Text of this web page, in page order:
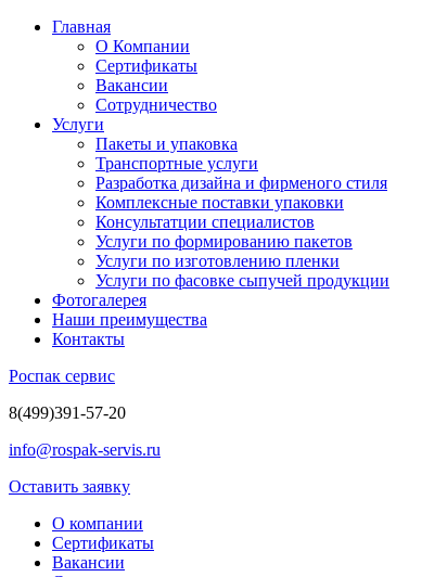
Главная
О Компании
Сертификаты
Вакансии
Сотрудничество
Услуги
Пакеты и упаковка
Транспортные услуги
Разработка дизайна и фирменого стиля
Комплексные поставки упаковки
Консультатции специалистов
Услуги по формированию пакетов
Услуги по изготовлению пленки
Услуги по фасовке сыпучей продукции
Фотогалерея
Наши преимущества
Контакты
Роспак сервис
8(499)391-57-20
info@rospak-servis.ru
Оставить заявку
О компании
Сертификаты
Вакансии